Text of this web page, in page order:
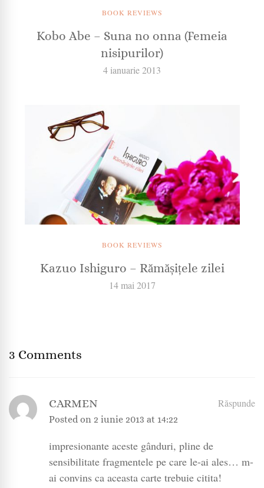
BOOK REVIEWS
Kobo Abe – Suna no onna (Femeia
nisipurilor)
4 ianuarie 2013
BOOK REVIEWS
Kazuo Ishiguro – Rămășițele zilei
14 mai 2017
3 Comments
CARMEN
Posted on 2 iunie 2013 at 14:22
Răspunde
impresionante aceste gânduri, pline de
sensibilitate fragmentele pe care le-ai ales… m-
ai convins ca aceasta carte trebuie citita!